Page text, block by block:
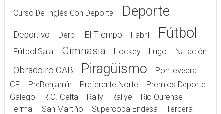
Curso De Inglés Con Deporte
Deporte
Deportivo Derbi El Tiempo Fabril Fútbol
Fútbol Sala Gimnasia Hockey Lugo Natación
Obradoiro CAB Piragüismo
Pontevedra
CF
PreBenjamín Preferente Norte
Premios Deporte
Galego
R.C. Celta Rally Rallye
Río Ourense
Termal
San Martiño Supercopa Endesa
Tercera